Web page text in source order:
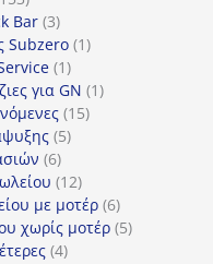
προϊόντα
Bar 33
προϊόντα
Subzero 11
11
προϊόν
για GN 11
1515
55
66
προϊόντα
1212
προϊόντα
με μοτέρ 66
προϊόντα
χωρίς μοτέρ 55
44